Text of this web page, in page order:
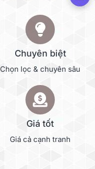
Chuyên biệt
Chọn lọc & chuyên sâu
Giá tốt
Giá cả cạnh tranh